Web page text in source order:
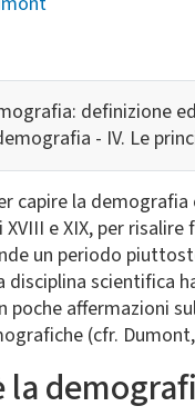
definizione
- IV. Le
capire la
e XIX, per
un periodo
disciplina scientifica
affermazioni
(cfr.
la